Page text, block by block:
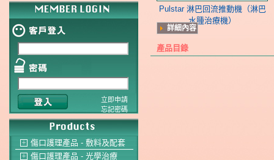
立即申請
忘記密碼
＋ 傷口護理產品 - 敷料及配套
＋ 傷口護理產品 - 光學治療
Pulstar 淋巴回流推動機（淋巴
水腫治療機）
詳細內容
產品目錄